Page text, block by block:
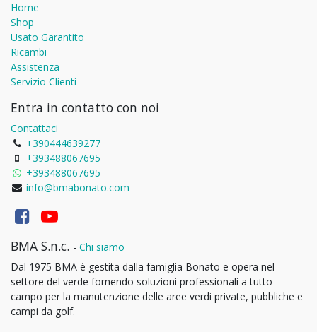
Home
Shop
Usato Garantito
Ricambi
Assistenza
Servizio Clienti
Entra in contatto con noi
Contattaci
+390444639277
+393488067695
+393488067695
info@bmabonato.com
BMA S.n.c. - Chi siamo
Dal 1975 BMA è gestita dalla famiglia Bonato e opera nel
settore del verde fornendo soluzioni professionali a tutto
campo per la manutenzione delle aree verdi private, pubbliche e
campi da golf.